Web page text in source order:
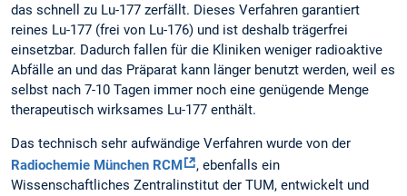
das schnell zu Lu-177 zerfällt. Dieses Verfahren garantiert
reines Lu-177 (frei von Lu-176) und ist deshalb trägerfrei
einsetzbar. Dadurch fallen für die Kliniken weniger radioaktive
Abfälle an und das Präparat kann länger benutzt werden, weil es
selbst nach 7-10 Tagen immer noch eine genügende Menge
therapeutisch wirksames Lu-177 enthält.
Das technisch sehr aufwändige Verfahren wurde von der
Radiochemie München RCM
, ebenfalls ein
Wissenschaftliches Zentralinstitut der TUM, entwickelt und